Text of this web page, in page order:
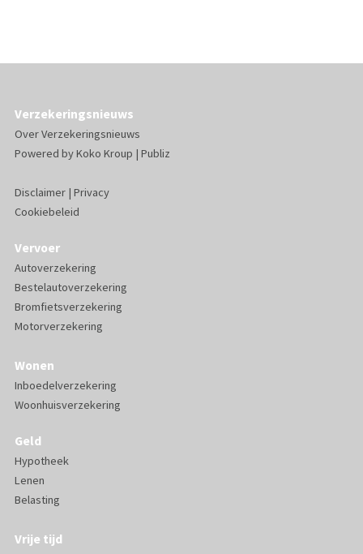
Verzekeringsnieuws
Over Verzekeringsnieuws
Powered byKoko Kroup | Publiz
Disclaimer| Privacy
Cookiebeleid
Vervoer
Autoverzekering
Bestelautoverzekering
Bromfietsverzekering
Motorverzekering
Wonen
Inboedelverzekering
Woonhuisverzekering
Geld
Hypotheek
Lenen
Belasting
Vrije tijd